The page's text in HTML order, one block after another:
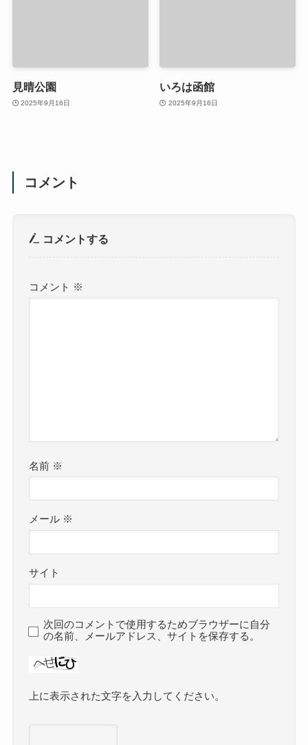
見晴公園
2025年9月16日
いろは函館
2025年9月16日
コメント
コメントする
コメント ※
名前 ※
メール ※
サイト
次回のコメントで使用するためブラウザーに自分
の名前、メールアドレス、サイトを保存する。
上に表示された文字を入力してください。